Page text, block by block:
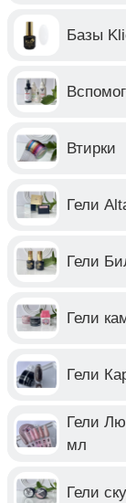
Базы
Втирки
Гели
Гели
Гели
Гели
Гели
мл
Гели